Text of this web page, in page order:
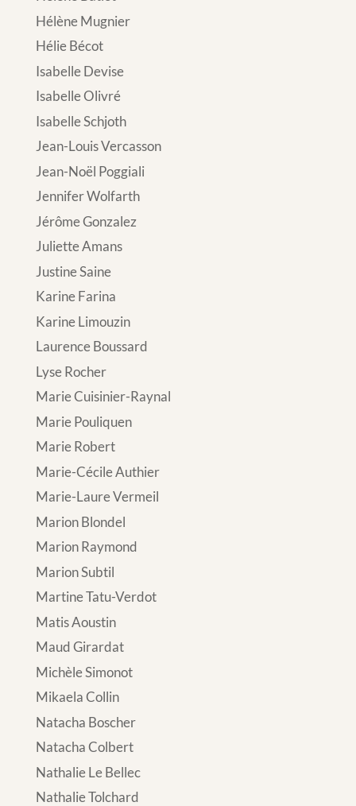
Hélène Mugnier
Hélie Bécot
Isabelle Devise
Isabelle Olivré
Isabelle Schjoth
Jean-Louis Vercasson
Jean-Noël Poggiali
Jennifer Wolfarth
Jérôme Gonzalez
Juliette Amans
Justine Saine
Karine Farina
Karine Limouzin
Laurence Boussard
Lyse Rocher
Marie Cuisinier-Raynal
Marie Pouliquen
Marie Robert
Marie-Cécile Authier
Marie-Laure Vermeil
Marion Blondel
Marion Raymond
Marion Subtil
Martine Tatu-Verdot
Matis Aoustin
Maud Girardat
Michèle Simonot
Mikaela Collin
Natacha Boscher
Natacha Colbert
Nathalie Le Bellec
Nathalie Tolchard